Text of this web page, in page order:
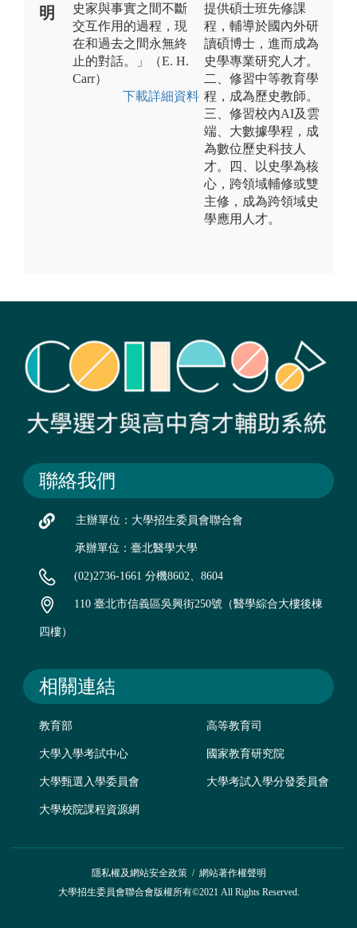
明
史家與事實之間不斷
交互作用的過程，現
在和過去之間永無終
止的對話。」（E. H.
Carr）
下載詳細資料
提供碩士班先修課
程，輔導於國內外研
讀碩博士，進而成為
史學專業研究人才。
二、修習中等教育學
程，成為歷史教師。
三、修習校內AI及雲
端、大數據學程，成
為數位歷史科技人
才。四、以史學為核
心，跨領域輔修或雙
主修，成為跨領域史
學應用人才。
聯絡我們
主辦單位：大學招生委員會聯合會
承辦單位：臺北醫學大學
(02)2736-1661 分機8602、8604
110 臺北市信義區吳興街250號（醫學綜合大樓後棟
四樓）
相關連結
教育部 高等教育司
大學入學考試中心 國家教育研究院
大學甄選入學委員會 大學考試入學分發委員會
大學校院課程資源網
隱私權及網站安全政策/ 網站著作權聲明
大學招生委員會聯合會版權所有©2021 All Rights Reserved.